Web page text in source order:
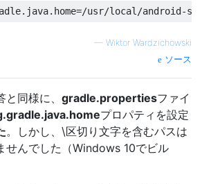
. java. home=/usr/local /android -
— Wiktor Wardzichowski
ソース
と同様に、 gradle.propertiesファイ
プロパティを設定
。しかし、\区切り文字を含むパスは
せんでした（Windows 10でビル